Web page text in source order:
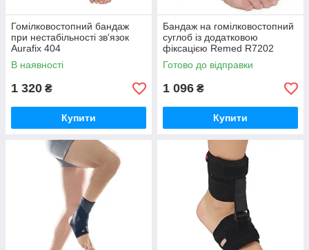
Гомілковостопний бандаж
при нестабільності зв'язок
Aurafix 404
В наявності
1 320 ₴
Купити
Бандаж на гомілковостопний
суглоб із додатковою
фіксацією Remed R7202
Готово до відправки
1 096 ₴
Купити